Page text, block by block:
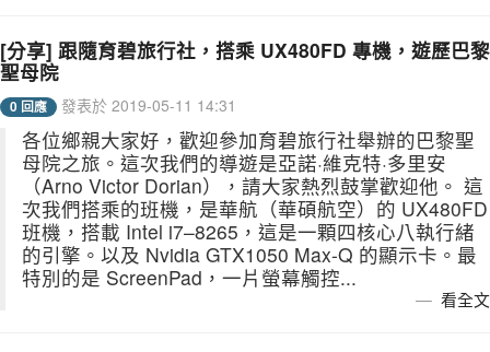
[分享] 跟隨育碧旅行社，搭乘 UX480FD 專機，遊歷巴黎
聖母院
0 回應 發表於 2019-05-11 14:31
各位鄉親大家好，歡迎參加育碧旅行社舉辦的巴黎聖
母院之旅。這次我們的導遊是亞諾·維克特·多里安
（Arno Victor Dorian），請大家熱烈鼓掌歡迎他。 這
次我們搭乘的班機，是華航（華碩航空）的 UX480FD
班機，搭載 Intel i7–8265，這是一顆四核心八執行緒
的引擎。以及 Nvidia GTX1050 Max-Q 的顯示卡。最
特別的是 ScreenPad，一片螢幕觸控...
看全文